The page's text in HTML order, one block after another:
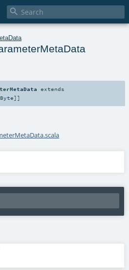

extends
Byte]]